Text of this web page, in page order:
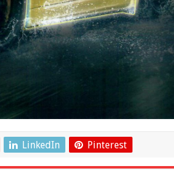
LinkedIn Pinterest